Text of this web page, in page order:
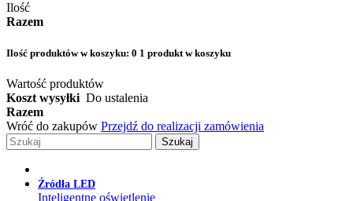
Ilość
Razem
Ilość produktów w koszyku: 0 1 produkt w koszyku
Wartość produktów
Koszt wysyłki Do ustalenia
Razem
Wróć do zakupów Przejdź do realizacji zamówienia
Szukaj
Źródła LED
Inteligentne oświetlenie